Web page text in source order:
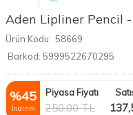
Aden Lipliner Pencil
Ürün Kodu: 58669
Barkod: 5999522670295
%45
İndirim
Piyasa Fiyatı
250,00TL